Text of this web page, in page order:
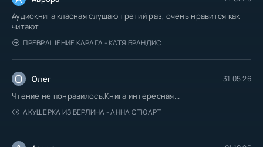
Аудиокнига класная слушаю третий раз, очень нравится как
читают
ПРЕВРАЩЕНИЕ КАРАГА - КАТЯ БРАНДИС
О Олег 31.05.26
Чтение не понравилось.Книга интересная...
АКУШЕРКА ИЗ БЕРЛИНА - АННА СТЮАРТ
080
083
085
086